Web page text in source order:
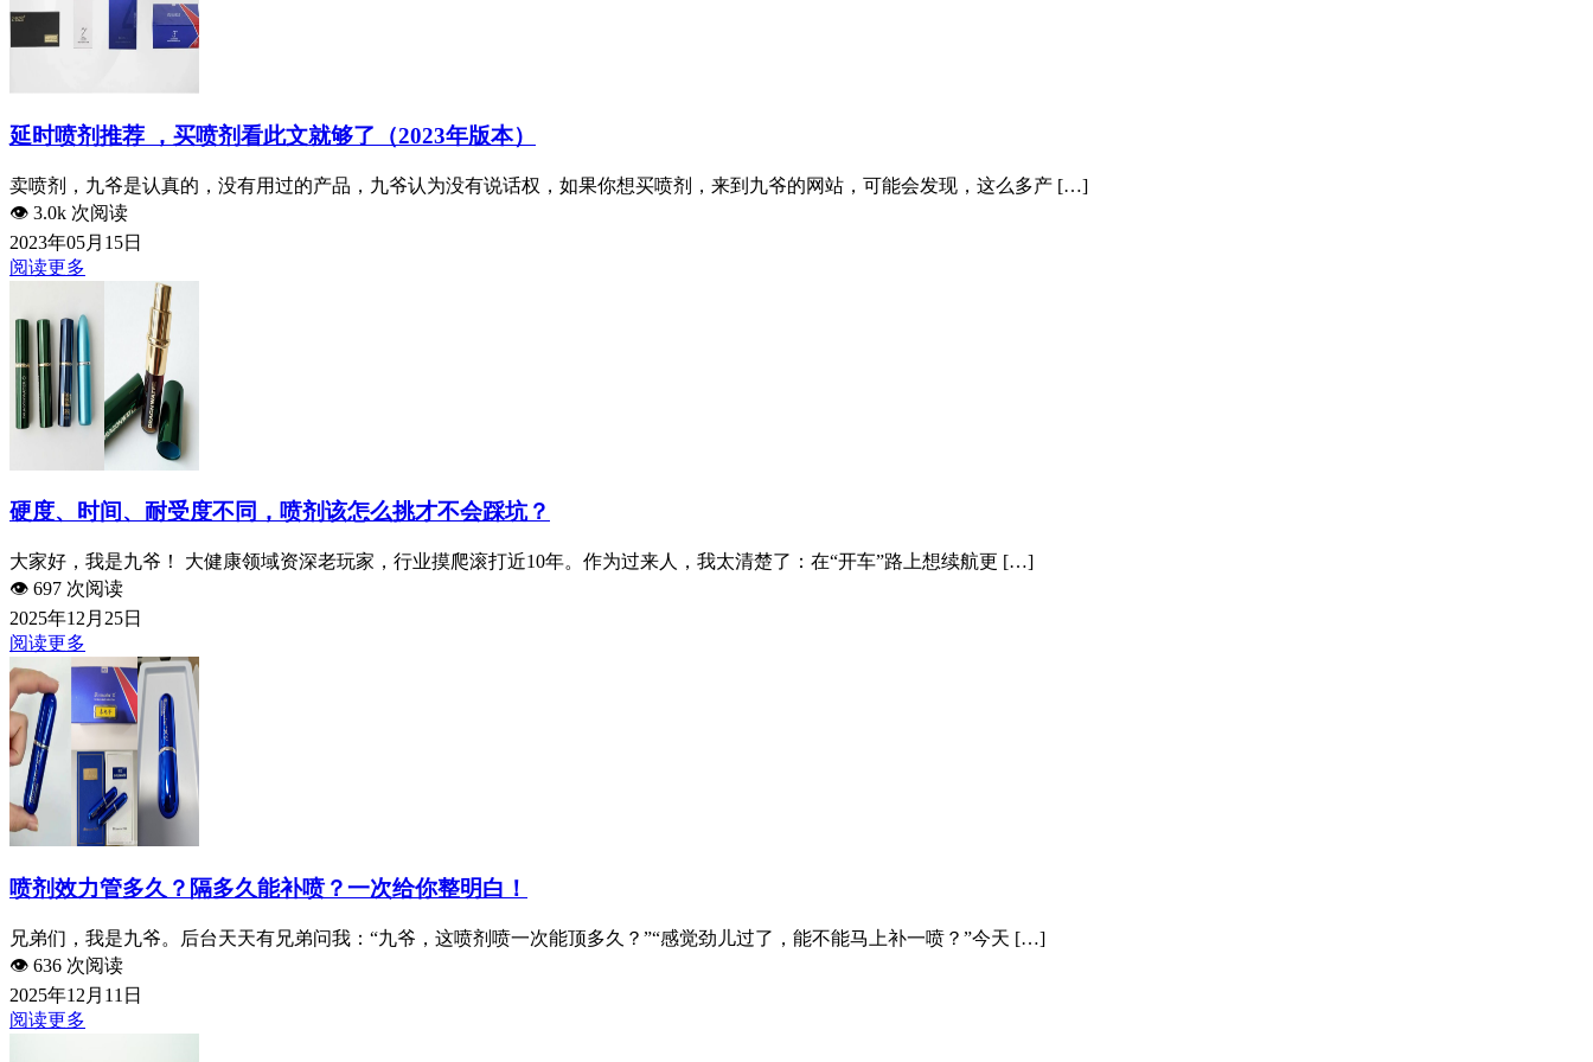
延时喷剂推荐 ，买喷剂看此文就够了（2023年版本）
卖喷剂，九爷是认真的，没有用过的产品，九爷认为没有说话权，如果你想买喷剂，来到九爷的网站，可能会发现，这么多产 […]
👁️ 3.0k 次阅读
2023年05月15日
阅读更多
硬度、时间、耐受度不同，喷剂该怎么挑才不会踩坑？
大家好，我是九爷！ 大健康领域资深老玩家，行业摸爬滚打近10年。作为过来人，我太清楚了：在“开车”路上想续航更 […]
👁️ 697 次阅读
2025年12月25日
阅读更多
喷剂效力管多久？隔多久能补喷？一次给你整明白！
兄弟们，我是九爷。后台天天有兄弟问我：“九爷，这喷剂喷一次能顶多久？”“感觉劲儿过了，能不能马上补一喷？”今天 […]
👁️ 636 次阅读
2025年12月11日
阅读更多